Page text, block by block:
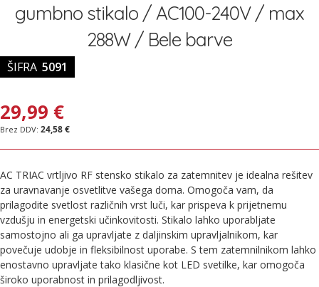
gumbno stikalo / AC100-240V / max
288W / Bele barve
ŠIFRA 5091
29,99 €
24,58 €
AC TRIAC vrtljivo RF stensko stikalo za zatemnitev je idealna rešitev
za uravnavanje osvetlitve vašega doma. Omogoča vam, da
prilagodite svetlost različnih vrst luči, kar prispeva k prijetnemu
vzdušju in energetski učinkovitosti. Stikalo lahko uporabljate
samostojno ali ga upravljate z daljinskim upravljalnikom, kar
povečuje udobje in fleksibilnost uporabe. S tem zatemnilnikom lahko
enostavno upravljate tako klasične kot LED svetilke, kar omogoča
široko uporabnost in prilagodljivost.